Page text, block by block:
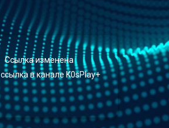
Ссылка изменена
ссылка в канале K0sPlay+